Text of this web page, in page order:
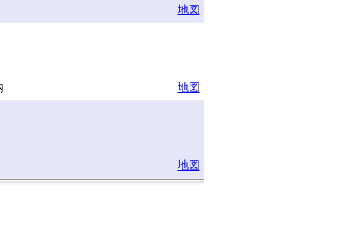
地図
地図
地図